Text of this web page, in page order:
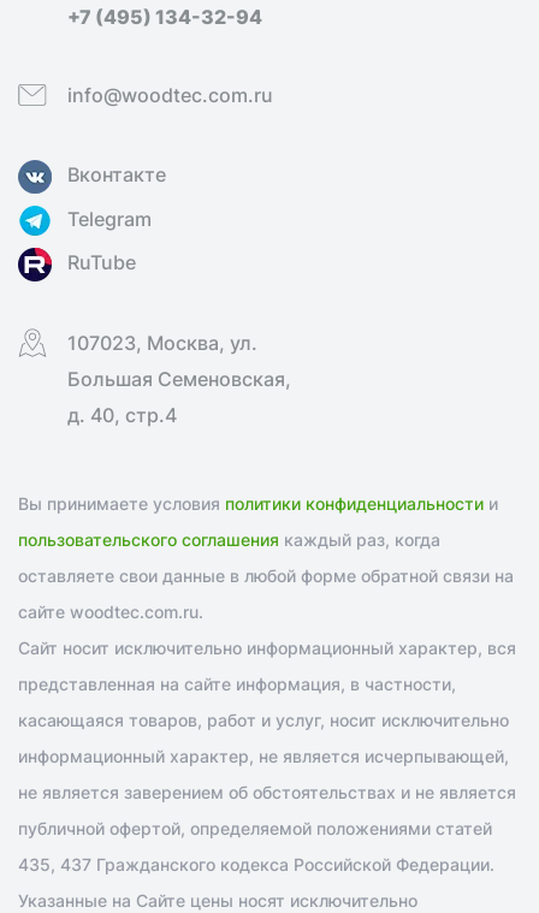
+7 (495) 134-32-94
info@woodtec.com.ru
Вконтакте
Telegram
RuTube
107023, Москва, ул.
Большая Семеновская,
д. 40, стр.4
Вы принимаете условия политики конфиденциальности и
пользовательского соглашения каждый раз, когда
оставляете свои данные в любой форме обратной связи на
сайте woodtec.com.ru.
Сайт носит исключительно информационный характер, вся
представленная на сайте информация, в частности,
касающаяся товаров, работ и услуг, носит исключительно
информационный характер, не является исчерпывающей,
не является заверением об обстоятельствах и не является
публичной офертой, определяемой положениями статей
435, 437 Гражданского кодекса Российской Федерации.
Указанные на Сайте цены носят исключительно